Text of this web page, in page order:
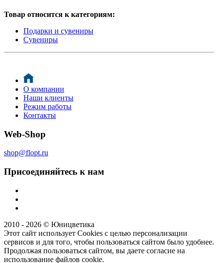
Товар относится к категориям:
Подарки и сувениры
Сувениры
О компании
Наши клиенты
Режим работы
Контакты
Web-Shop
shop@flopt.ru
Присоединяйтесь к нам
2010 - 2026 © Юницветика
Этот сайт использует Cookies с целью персонализации
сервисов и для того, чтобы пользоваться сайтом было удобнее.
Продолжая пользоваться сайтом, вы даете согласие на
использование файлов cookie.